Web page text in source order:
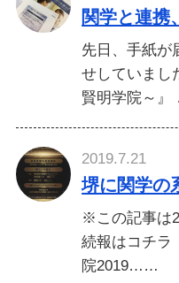
関学と連携
先日、手紙が
せしていまし
賢明学院～
2019.7.21
堺に関学の
※この記事は
続報はコチラ
院2019……